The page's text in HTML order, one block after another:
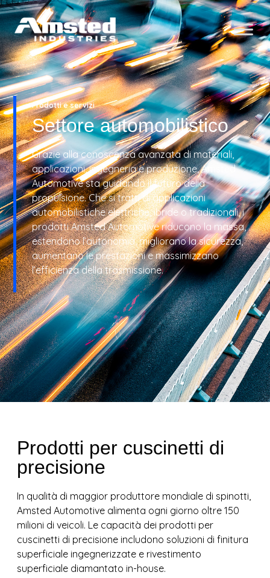
Prodotti e servizi
Settore automobilistico
Grazie alla conoscenza avanzata di materiali,
applicazioni, ingegneria e produzione, Amsted
Automotive sta guidando il futuro della
propulsione. Che si tratti di applicazioni
automobilistiche elettriche, ibride o tradizionali, i
prodotti Amsted Automotive riducono la massa,
estendono l’autonomia, migliorano la sicurezza,
aumentano le prestazioni e massimizzano
l’efficienza della trasmissione.
Prodotti per cuscinetti di
precisione
In qualità di maggior produttore mondiale di spinotti,
Amsted Automotive alimenta ogni giorno oltre 150
milioni di veicoli. Le capacità dei prodotti per
cuscinetti di precisione includono soluzioni di finitura
superficiale ingegnerizzate e rivestimento
superficiale diamantato in-house.